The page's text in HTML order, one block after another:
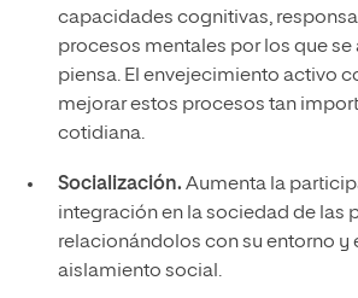
capacidades cognitivas,
procesos mentales por los que se
piensa. El envejecimiento activo
mejorar estos procesos tan
cotidiana.
Socialización. Aumenta la
integración en la sociedad de las
relacionándolos con su entorno y
aislamiento social.